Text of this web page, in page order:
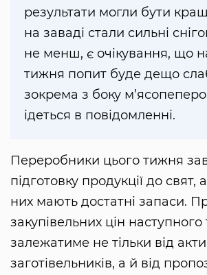
результати могли бути
на заваді стали сильні
не менш, є очікування, що
тижня попит буде дещо
зокрема з боку
ідеться в повідомленні.
Переробники цього тижня
підготовку продукції до свят,
них мають достатні запаси.
закупівельних цін
залежатиме не тільки від
заготівельників, а й від